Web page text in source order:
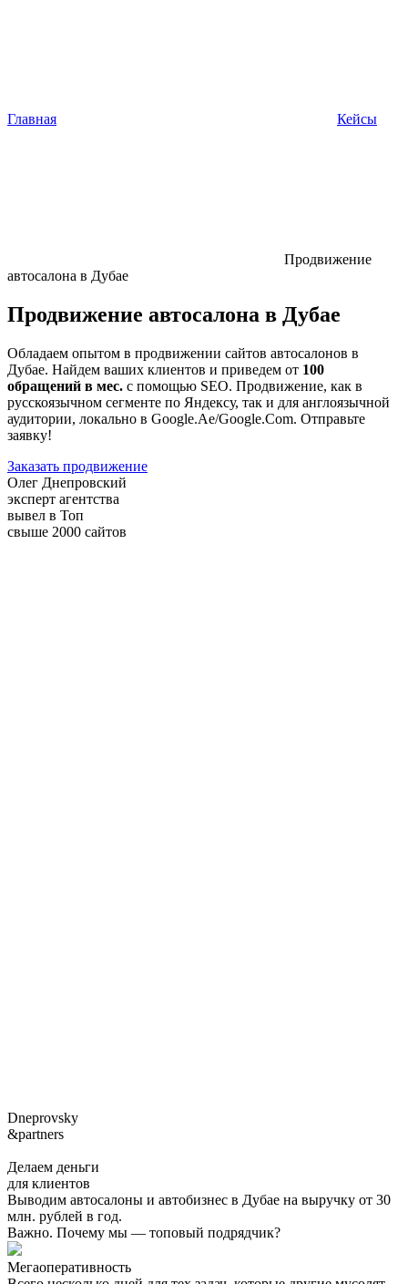
Главная Кейсы
Продвижение
автосалона в Дубае
Продвижение автосалона в Дубае
Обладаем опытом в продвижении сайтов автосалонов в
Дубае. Найдем ваших клиентов и приведем от 100
обращений в мес. с помощью SEO. Продвижение, как в
русскоязычном сегменте по Яндексу, так и для англоязычной
аудитории, локально в Google.Ae/Google.Com. Отправьте
заявку!
Заказать продвижение
Олег Днепровский
эксперт агентства
вывел в Топ
свыше 2000 сайтов
Dneprovsky
&partners
Делаем деньги
для клиентов
Выводим автосалоны и автобизнес в Дубае на выручку от 30
млн. рублей в год.
Важно. Почему мы — топовый подрядчик?
Мегаоперативность